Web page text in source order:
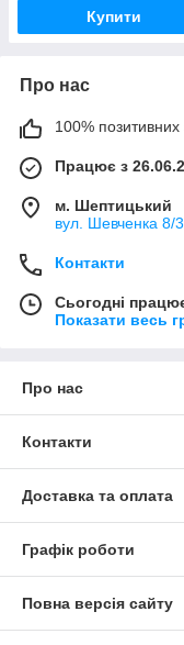
Купити
Про нас
100% позитивних
Працює з
м. Шептицький
вул. Шевченка 8/
Контакти
Сьогодні
Показати весь
Про нас
Контакти
Доставка та оплата
Графік роботи
Повна версія сайту